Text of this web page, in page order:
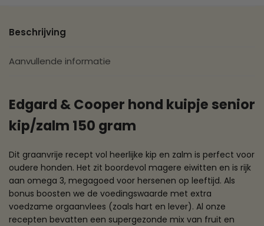
Beschrijving
Aanvullende informatie
Edgard & Cooper hond kuipje senior
kip/zalm 150 gram
Dit graanvrije recept vol heerlijke kip en zalm is perfect voor
oudere honden. Het zit boordevol magere eiwitten en is rijk
aan omega 3, megagoed voor hersenen op leeftijd. Als
bonus boosten we de voedingswaarde met extra
voedzame orgaanvlees (zoals hart en lever). Al onze
recepten bevatten een supergezonde mix van fruit en